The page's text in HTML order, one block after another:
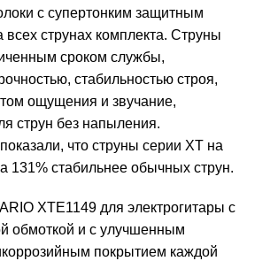
с супертонким защитным
струнах комплекта. Струны
сроком службы,
стабильностью строя,
ощущения и звучание,
струн без напыления.
что струны серии XT на
131% стабильнее обычных струн.
XTE1149 для электрогитары с
обмоткой и с улучшенным
покрытием каждой